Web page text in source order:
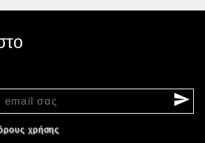
χρήσης